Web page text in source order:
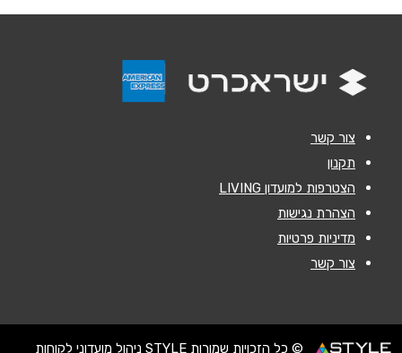
אנא חזרו אלי בקשר ל...
שליחה
צור קשר
תקנון
הצטרפות למועדון LIVING
הצהרת נגישות
מדיניות פרטיות
צור קשר
© כל הזכויות שמורות STYLE ניהול מועדוני לקוחות